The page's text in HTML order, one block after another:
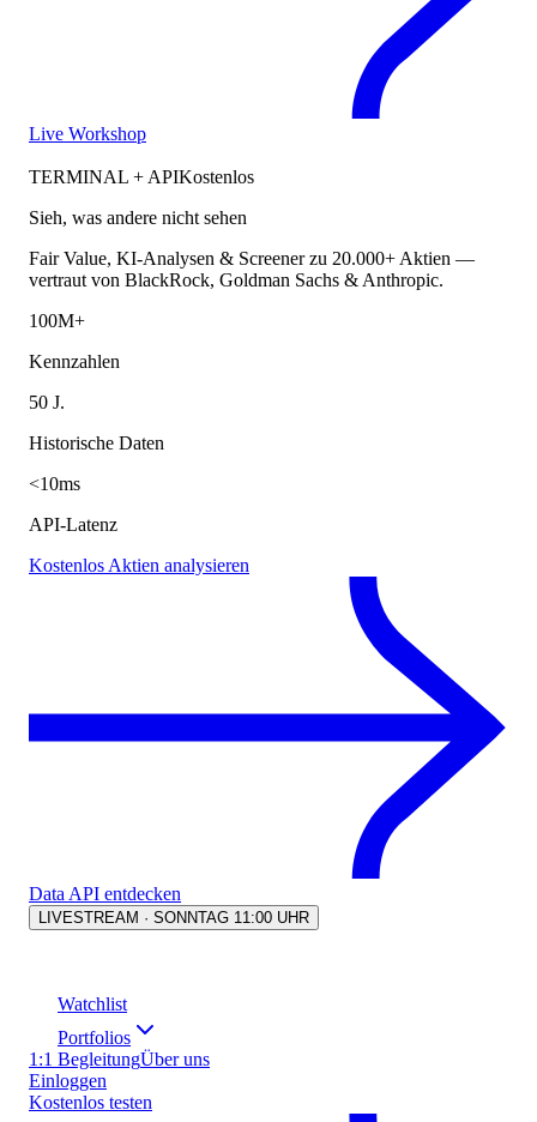
Live Workshop
TERMINAL + APIKostenlos
Sieh, was andere nicht sehen
Fair Value, KI-Analysen & Screener zu 20.000+ Aktien —
vertraut von BlackRock, Goldman Sachs & Anthropic.
100M+
Kennzahlen
50 J.
Historische Daten
<10ms
API-Latenz
Kostenlos Aktien analysieren
Data API entdecken
LIVESTREAM · SONNTAG 11:00 UHR
Watchlist
Portfolios
1:1 BegleitungÜber uns
Einloggen
Kostenlos testen